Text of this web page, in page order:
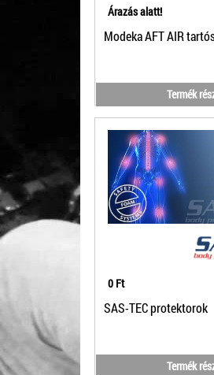
Árazás alatt!
Modeka AFT AIR
Termék
0 Ft
SAS-TEC protektorok
Termék